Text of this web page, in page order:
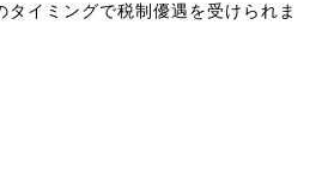
タイミングで税制優遇を受けられま